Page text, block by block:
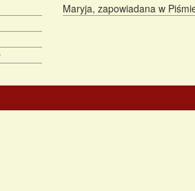
Maryja, zapowiadana w